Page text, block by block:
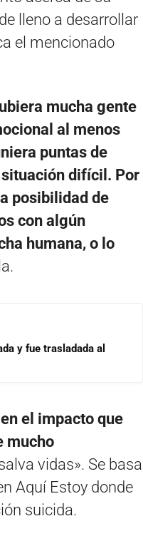
lleno a desarrollar
el mencionado
mucha gente
al menos
puntas de
difícil. Por
posibilidad de
con algún
humana, o lo
y fue trasladada al
el impacto que
mucho
vidas». Se basa
Aquí Estoy donde
suicida.